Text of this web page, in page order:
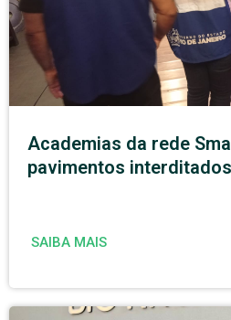
Academias da rede
pavimentos
SAIBA MAIS